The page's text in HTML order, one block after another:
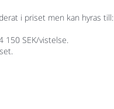
i priset men kan hyras till:
150 SEK/vistelse.